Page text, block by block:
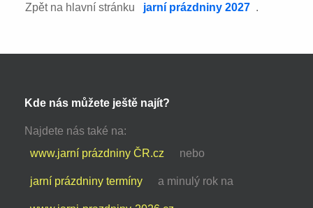
Zpět na hlavní stránku jarní prázdniny 2027 .
Kde nás můžete ještě najít?
Najdete nás také na:
www.jarní prázdniny ČR.cz
nebo
jarní prázdniny termíny a minulý rok na